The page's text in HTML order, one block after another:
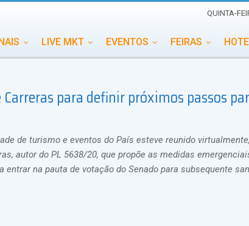
QUINTA-
LIVE MKT EVENTOS FEIRAS
INTERNACIONAL MEMORIAL DE EVENTOS
para definir próximos passos
de turismo e eventos do País esteve reunido
autor do PL 5638/20, que propõe as medidas
entrar na pauta de votação do Senado para subsequente